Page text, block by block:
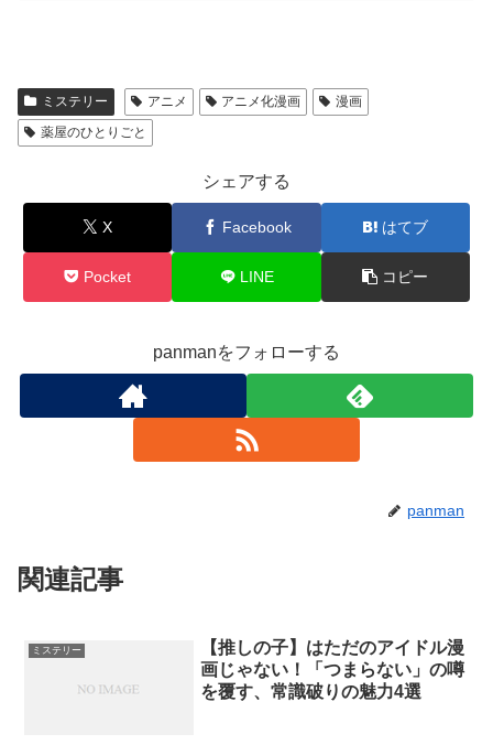
ミステリー アニメ アニメ化漫画
漫画
薬屋のひとりごと
シェアする
X Facebook はてブ
Pocket LINE コピー
panmanをフォローする
panman
関連記事
ミステリー
【推しの子】はただのアイドル漫
画じゃない！「つまらない」の噂
を覆す、常識破りの魅力4選